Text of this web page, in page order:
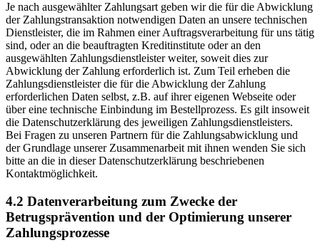
Je nach ausgewählter Zahlungsart geben wir die für die Abwicklung
der Zahlungstransaktion notwendigen Daten an unsere technischen
Dienstleister, die im Rahmen einer Auftragsverarbeitung für uns tätig
sind, oder an die beauftragten Kreditinstitute oder an den
ausgewählten Zahlungsdienstleister weiter, soweit dies zur
Abwicklung der Zahlung erforderlich ist. Zum Teil erheben die
Zahlungsdienstleister die für die Abwicklung der Zahlung
erforderlichen Daten selbst, z.B. auf ihrer eigenen Webseite oder
über eine technische Einbindung im Bestellprozess. Es gilt insoweit
die Datenschutzerklärung des jeweiligen Zahlungsdienstleisters.
Bei Fragen zu unseren Partnern für die Zahlungsabwicklung und
der Grundlage unserer Zusammenarbeit mit ihnen wenden Sie sich
bitte an die in dieser Datenschutzerklärung beschriebenen
Kontaktmöglichkeit.
4.2 Datenverarbeitung zum Zwecke der
Betrugsprävention und der Optimierung unserer
Zahlungsprozesse